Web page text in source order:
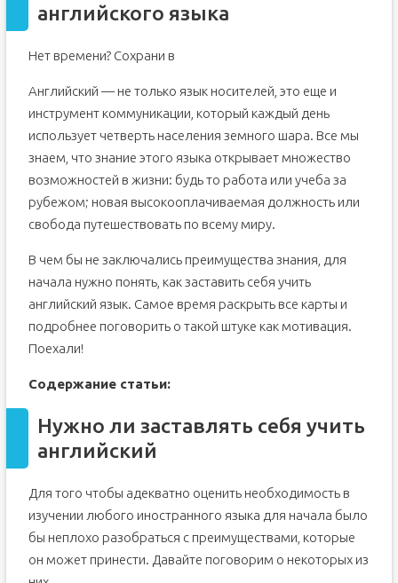
английского языка
Нет времени? Сохрани в
Английский — не только язык носителей, это еще и
инструмент коммуникации, который каждый день
использует четверть населения земного шара. Все мы
знаем, что знание этого языка открывает множество
возможностей в жизни: будь то работа или учеба за
рубежом; новая высокооплачиваемая должность или
свобода путешествовать по всему миру.
В чем бы не заключались преимущества знания, для
начала нужно понять, как заставить себя учить
английский язык. Самое время раскрыть все карты и
подробнее поговорить о такой штуке как мотивация.
Поехали!
Содержание статьи:
Нужно ли заставлять себя учить
английский
Для того чтобы адекватно оценить необходимость в
изучении любого иностранного языка для начала было
бы неплохо разобраться с преимуществами, которые
он может принести. Давайте поговорим о некоторых из